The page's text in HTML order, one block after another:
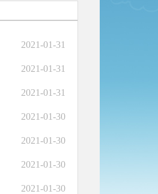
2021-01-31
2021-01-31
2021-01-31
2021-01-30
2021-01-30
2021-01-30
2021-01-30